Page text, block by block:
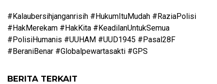
#Kalaubersihjanganrisih #HukumItuMudah #RaziaPolisi
#HakMerekam #HakKita #KeadilanUntukSemua
#PolisiHumanis #UUHAM #UUD1945 #Pasal28F
#BeraniBenar #Globalpewartasakti #GPS
BERITA TERKAIT